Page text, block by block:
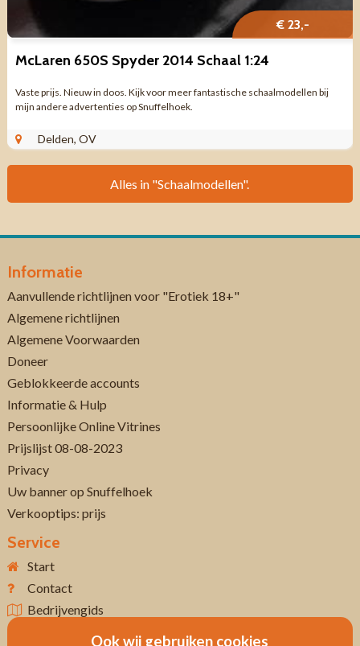
€ 23,-
McLaren 650S Spyder 2014 Schaal 1:24
Vaste prijs. Nieuw in doos. Kijk voor meer fantastische schaalmodellen bij
mijn andere advertenties op Snuffelhoek.
Delden, OV
Alles in "Schaalmodellen".
Informatie
Aanvullende richtlijnen voor "Erotiek 18+"
Algemene richtlijnen
Algemene Voorwaarden
Doneer
Geblokkeerde accounts
Informatie & Hulp
Persoonlijke Online Vitrines
Prijslijst 08-08-2023
Privacy
Uw banner op Snuffelhoek
Verkooptips: prijs
Service
Start
Contact
Bedrijvengids
Ook wij gebruiken cookies